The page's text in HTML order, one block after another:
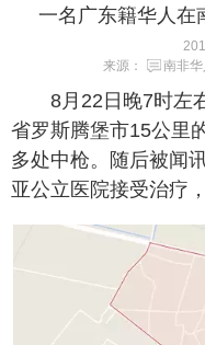
一名广东籍华人在
来源：
南非
8月22日晚7时左
省罗斯腾堡市15公里
多处中枪。随后被闻
亚公立医院接受治疗